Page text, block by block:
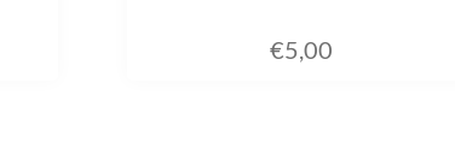
€5,00
ADD TO CART